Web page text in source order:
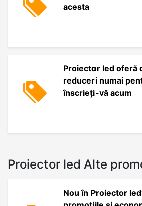
acesta
Proiector led oferă
reduceri numai
înscrieți-vă acum
Proiector led Alte
Nou în Proiector